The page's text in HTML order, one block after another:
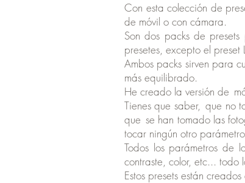
Con esta colección de
de móvil o con cámara.
Son dos packs de
presetes, excepto el
Ambos packs sirven para
más equilibrado.
He creado la versión de
Tienes que saber, que no
que se han tomado las
tocar ningún otro
Todos los parámetros de
contraste, color, etc...
Estos presets están